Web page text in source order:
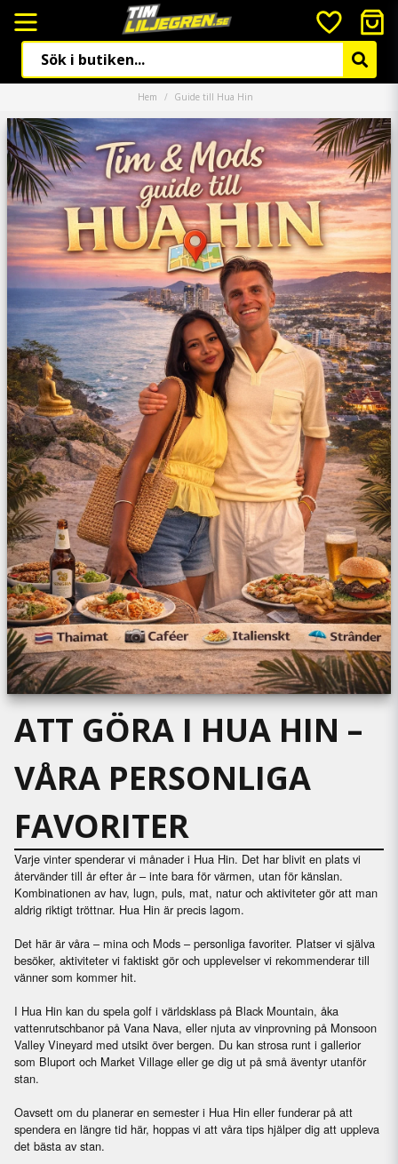
Hem Guide till Hua Hin
ATT GÖRA I HUA HIN –
VÅRA PERSONLIGA
FAVORITER
Varje vinter spenderar vi månader i Hua Hin. Det har blivit en plats vi
återvänder till år efter år – inte bara för värmen, utan för känslan.
Kombinationen av hav, lugn, puls, mat, natur och aktiviteter gör att man
aldrig riktigt tröttnar. Hua Hin är precis lagom.
Det här är våra – mina och Mods – personliga favoriter. Platser vi själva
besöker, aktiviteter vi faktiskt gör och upplevelser vi rekommenderar till
vänner som kommer hit.
I Hua Hin kan du spela golf i världsklass på Black Mountain, åka
vattenrutschbanor på Vana Nava, eller njuta av vinprovning på Monsoon
Valley Vineyard med utsikt över bergen. Du kan strosa runt i gallerior
som Bluport och Market Village eller ge dig ut på små äventyr utanför
stan.
Oavsett om du planerar en semester i Hua Hin eller funderar på att
spendera en längre tid här, hoppas vi att våra tips hjälper dig att uppleva
det bästa av stan.